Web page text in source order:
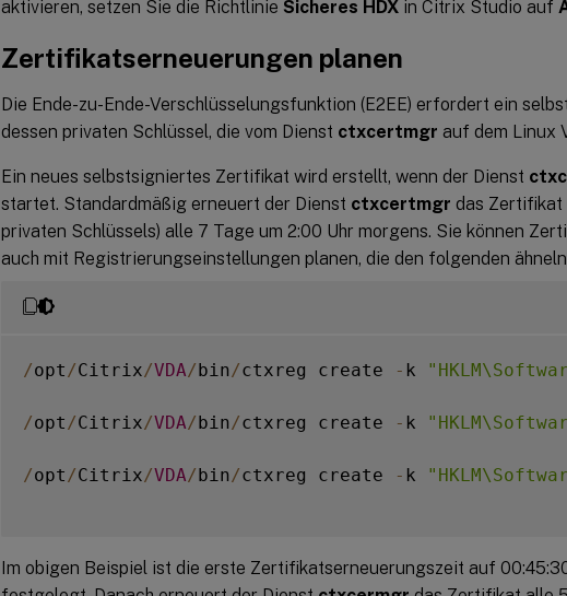
aktivieren, setzen Sie die Richtlinie Sicheres HDX in Citrix Studio auf
Zertifikatserneuerungen planen
Die Ende-zu-Ende-Verschlüsselungsfunktion (E2EE) erfordert ein
dessen privaten Schlüssel, die vom Dienst ctxcertmgr auf dem Linux
Ein neues selbstsigniertes Zertifikat wird erstellt, wenn der Dienst
startet. Standardmäßig erneuert der Dienst ctxcertmgr das Zertifikat
privaten Schlüssels) alle 7 Tage um 2:00 Uhr morgens. Sie können
auch mit Registrierungseinstellungen planen, die den folgenden
/opt /Citrix/VDA/bin/ctxreg create - k
/opt /Citrix/VDA/bin/ctxreg create - k
/opt /Citrix/VDA/bin/ctxreg create - k
Im obigen Beispiel ist die erste Zertifikatserneuerungszeit auf